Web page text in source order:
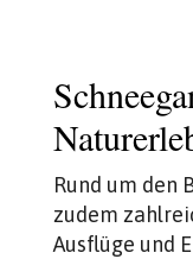
Rund um den
zudem
Ausflüge und